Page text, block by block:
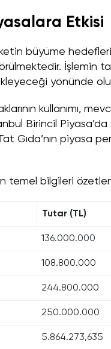
Etkisi
büyüme hedefleri
İşlemin
yönünde
kullanımı,
Birincil Piyasa’da
Gıda’nın piyasa
temel bilgileri
Tutar (TL)
136.000.000
108.800.000
244.800.000
250.000.000
5.864.273,635